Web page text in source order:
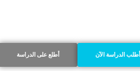
أطلع على الدراسة أطلب الدراسة الآن